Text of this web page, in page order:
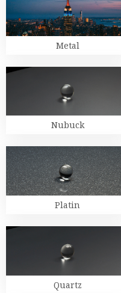
Metal
Nubuck
Platin
Quartz